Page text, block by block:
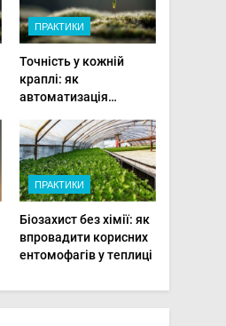
ПРАКТИКИ
Точність у кожній
краплі: як
автоматизація
прибутки малого
фермера
ПРАКТИКИ
Біозахист без хімії: як
впровадити корисних
ентомофагів у теплиці